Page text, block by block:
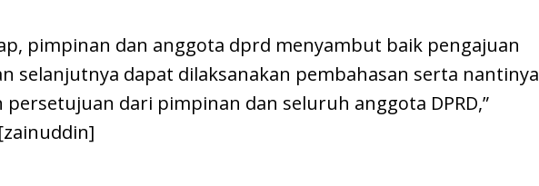
pimpinan dan anggota dprd menyambut baik pengajuan
selanjutnya dapat dilaksanakan pembahasan serta nantinya
persetujuan dari pimpinan dan seluruh anggota DPRD,”